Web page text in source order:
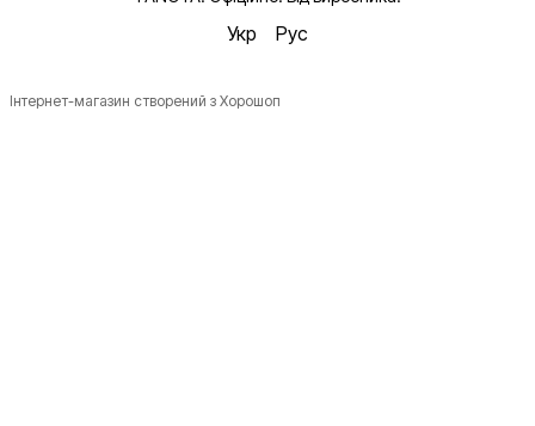
Укр Рус
Інтернет-магазин створений з Хорошоп